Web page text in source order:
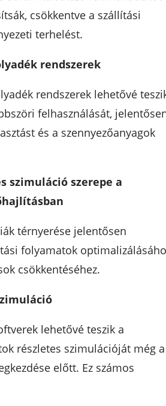
csökkentve a szállítási
terhelést.
rendszerek
rendszerek lehetővé
felhasználását,
és a szennyezőanyagok
szimuláció szerepe a
térnyerése jelentősen
folyamatok
csökkentéséhez.
lehetővé teszik a
részletes szimulációját még a
előtt. Ez számos